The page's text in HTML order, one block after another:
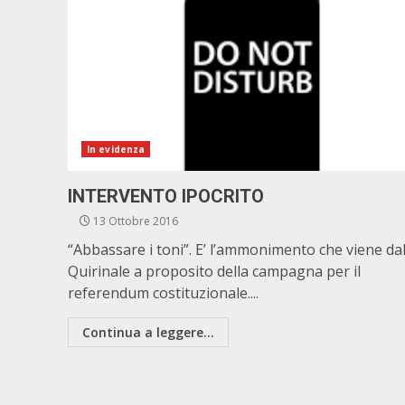
In evidenza
INTERVENTO IPOCRITO
13 Ottobre 2016
“Abbassare i toni”. E’ l’ammonimento che viene dal
Quirinale a proposito della campagna per il
referendum costituzionale....
Continua a leggere...